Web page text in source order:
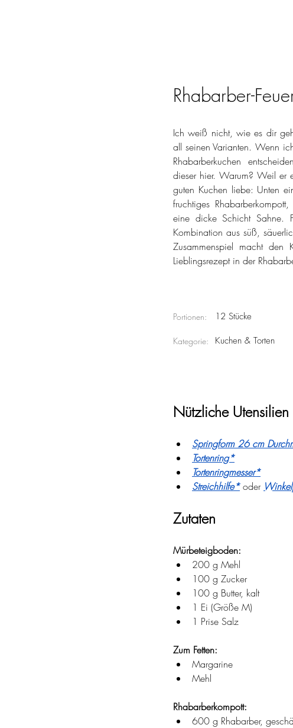
Rhabarber-
Ich weiß nicht, wie es dir
all seinen Varianten. Wenn
Rhabarberkuchen
dieser hier. Warum? Weil er
guten Kuchen liebe: Unten
fruchtiges
eine dicke Schicht Sahne.
Kombination aus süß,
Zusammenspiel macht
Lieblingsrezept in der
Portionen: 12 Stücke
Kategorie: Kuchen & Torten
Nützliche Utensilien
Springform 26 cm
Tortenring*
Tortenringmesser*
Streichhilfe* oder
Zutaten
Mürbeteigboden:
200 g Mehl
100 g Zucker
100 g Butter, kalt
1 Ei (Größe M)
1 Prise Salz
Zum Fetten:
Margarine
Mehl
Rhabarberkompott:
600 g Rhabarber,